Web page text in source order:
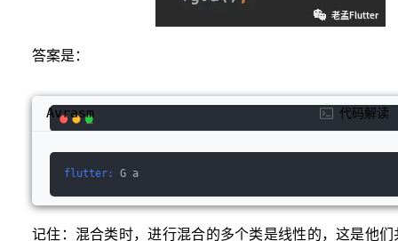
答案是：
flutter: G a
Avrasm 代码解读
记住：混合类时，进行混合的多个类是线性的，这是他